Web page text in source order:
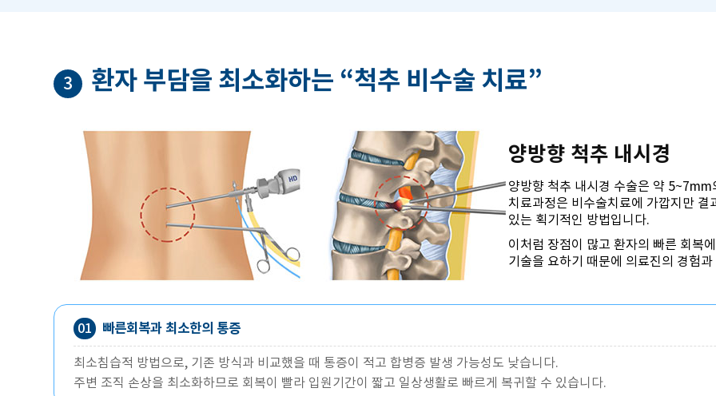
3 환자 부담을 최소화하는 “척추 비수술 치료”
양방향 척추 내시경
양방향 척추 내시경 수술은 약
치료과정은 비수술치료에 가깝지만
있는 획기적인 방법입니다.
이처럼 장점이 많고 환자의 빠른 회복
기술을 요하기 때문에 의료진의 경험
01 빠른회복과 최소한의 통증
최소침습적 방법으로, 기존 방식과 비교했을 때 통증이 적고 합병증 발생 가능성도 낮습니다.
주변 조직 손상을 최소화하므로 회복이 빨라 입원기간이 짧고 일상생활로 빠르게 복귀할 수 있습니다.